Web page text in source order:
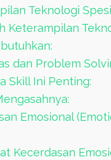
Teknologi
Keterampilan
dan Problem
Skill Ini Penting:
Emosional
Kecerdasan